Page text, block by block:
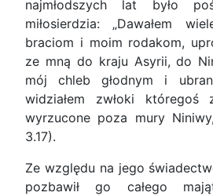
najmłodszych lat było
miłosierdzia: „Dawałem
braciom i moim rodakom,
ze mną do kraju Asyrii, do
mój chleb głodnym i
widziałem zwłoki
wyrzucone poza mury
3.17).
Ze względu na jego
pozbawił go całego